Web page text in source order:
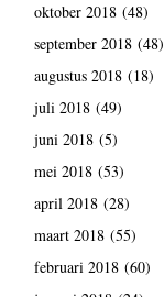
oktober 2018(48)
september 2018(48)
augustus 2018(18)
juli 2018(49)
juni 2018(5)
mei 2018(53)
april 2018(28)
maart 2018(55)
februari 2018(60)